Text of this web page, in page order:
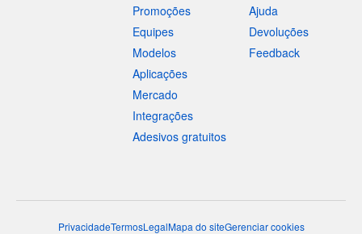
Promoções
Equipes
Modelos
Aplicações
Mercado
Integrações
Adesivos gratuitos
Ajuda
Devoluções
Feedback
PrivacidadeTermosLegalMapa do siteGerenciar cookies